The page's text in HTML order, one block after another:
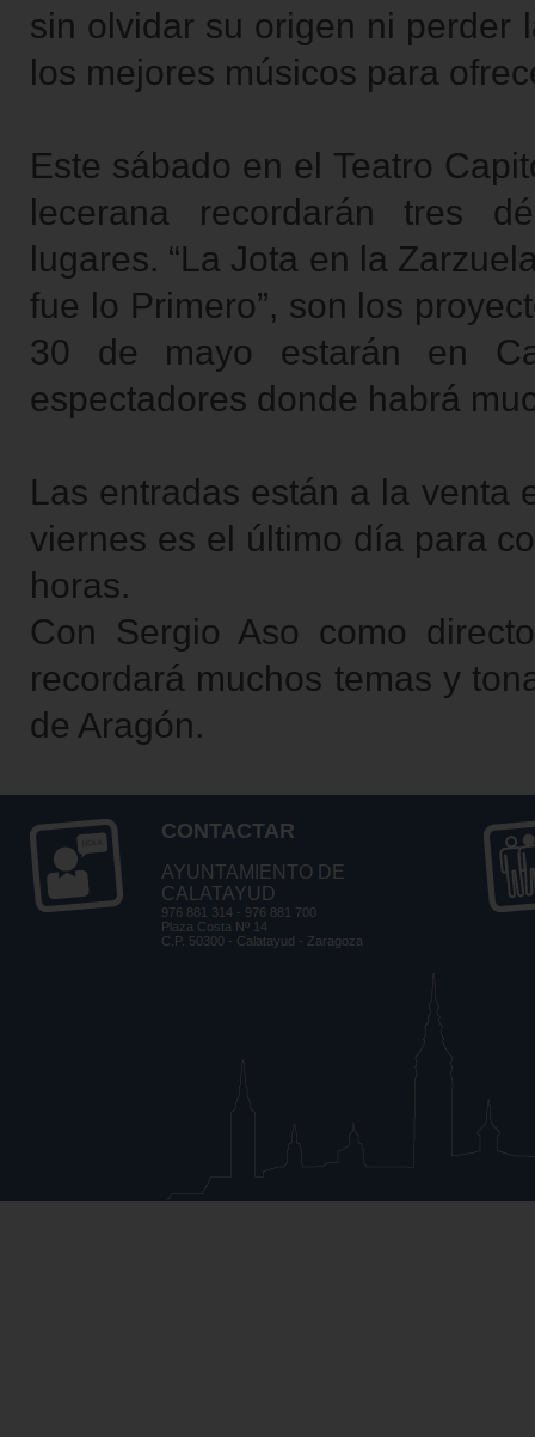
sin olvidar su origen ni perder
los mejores músicos para
Este sábado en el Teatro
lecerana recordarán tres
lugares. “La Jota en la
fue lo Primero”, son los
30 de mayo estarán en
espectadores donde habrá
Las entradas están a la venta
viernes es el último día para
horas.
Con Sergio Aso como
recordará muchos temas y
de Aragón.
CONTACTAR
AYUNTAMIENTO DE
CALATAYUD
976 881 314 - 976 881 700
Plaza Costa Nº 14
C.P. 50300 - Calatayud - Zaragoza